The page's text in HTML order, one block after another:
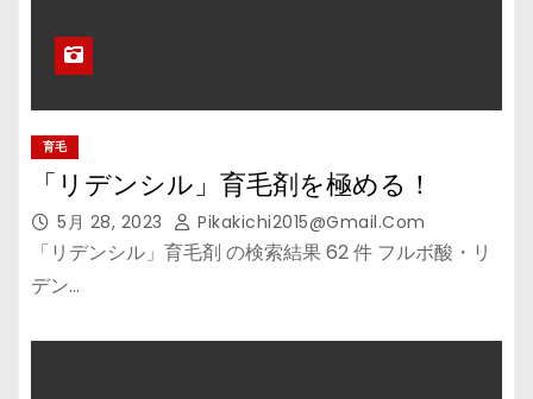
育毛
「リデンシル」育毛剤を極める！
5月 28, 2023 Pikakichi2015@gmail.com
「リデンシル」育毛剤 の検索結果 62 件 フルボ酸・リ
デン…